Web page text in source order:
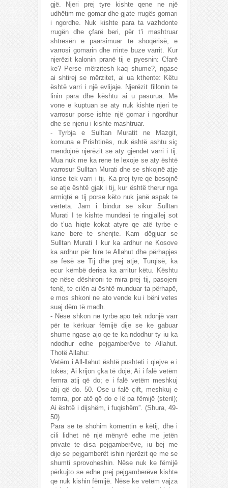
gjë. Njeri prej tyre kishte qene ne një
udhëtim me gomar dhe gjate rrugës gomari
i ngordhe. Nuk kishte para ta vazhdonte
rrugën dhe çfarë beri, për t’i mashtruar
shtresën e paarsimuar te shoqërisë, e
varrosi gomarin dhe rrinte buze varrit. Kur
njerëzit kalonin pranë tij e pyesnin: Cfarë
ke? Perse mërzitesh kaq shume?, ngase
ai shtirej se mërzitet, ai ua kthente: Këtu
është varri i një evlijaje. Njerëzit fillonin te
linin para dhe kështu ai u pasurua. Me
vone e kuptuan se aty nuk kishte njeri te
varrosur porse ishte një gomar i ngordhur
dhe se njeriu i kishte mashtruar.
- Tyrbja e Sulltan Muratit ne Mazgit,
komuna e Prishtinës, nuk është ashtu siç
mendojnë njerëzit se aty gjendet varri i tij.
Mua nuk me ka rene te lexoje se aty është
varrosur Sulltan Murati dhe se shkojnë atje
kinse tek varri i tij. Ka prej tyre qe besojnë
se atje është gjak i tij, kur është therur nga
armiqtë e tij porse këto nuk janë aspak te
vërteta. Jam i bindur se sikur Sulltan
Murati I te kishte mundësi te ringjallej sot
do t’ua hiqte kokat atyre qe atë tyrbe e
kane bere te shenjte. Kam dëgjuar se
Sulltan Murati I kur ka ardhur ne Kosove
ka ardhur për hire te Allahut dhe përhapjes
se fesë se Tij dhe prej atje, Turqisë, ka
ecur këmbë derisa ka arritur këtu. Kështu
qe nëse dëshironi te mira prej tij, pasojeni
fenë, te cilën ai është munduar ta përhapë,
e mos shkoni ne ato vende ku i bëni vetes
suaj dëm të madh.
- Nëse shkon ne tyrbe apo tek ndonjë varr
për te kërkuar fëmijë dije se ke gabuar
shume ngase ajo qe te ka ndodhur ty iu ka
ndodhur edhe pejgamberëve te Allahut.
Thotë Allahu:
Vetëm i All-llahut është pushteti i qiejve e i
tokës; Ai krijon çka të dojë; Ai i falë vetëm
femra atij që do; e i falë vetëm meshkuj
atij që do. 50. Ose u falë çift, meshkuj e
femra, por atë që do e lë pa fëmijë (steril);
Ai është i dijshëm, i fuqishëm”. (Shura, 49-
50)
Para se te shohim komentin e këtij, dhe i
cili lidhet në një mënyrë edhe me jetën
private te disa pejgamberëve, iu bej me
dije se pejgamberët ishin njerëzit qe me se
shumti sprovoheshin. Nëse nuk ke fëmijë
përkujto se edhe prej pejgamberëve kishte
qe nuk kishin fëmijë. Nëse ke vetëm vajza